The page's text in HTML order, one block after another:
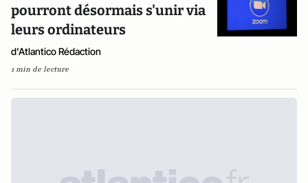
pourront désormais s'unir via
leurs ordinateurs
d'Atlantico Rédaction
1 min de lecture